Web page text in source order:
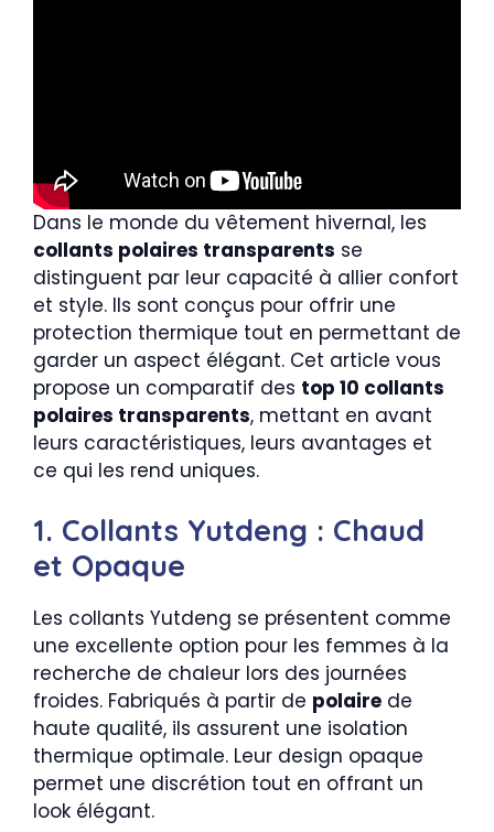
Dans le monde du vêtement hivernal, les
collants polaires transparents se
distinguent par leur capacité à allier confort
et style. Ils sont conçus pour offrir une
protection thermique tout en permettant de
garder un aspect élégant. Cet article vous
propose un comparatif des top 10 collants
polaires transparents, mettant en avant
leurs caractéristiques, leurs avantages et
ce qui les rend uniques.
1. Collants Yutdeng : Chaud
et Opaque
Les collants Yutdeng se présentent comme
une excellente option pour les femmes à la
recherche de chaleur lors des journées
froides. Fabriqués à partir de polaire de
haute qualité, ils assurent une isolation
thermique optimale. Leur design opaque
permet une discrétion tout en offrant un
look élégant.